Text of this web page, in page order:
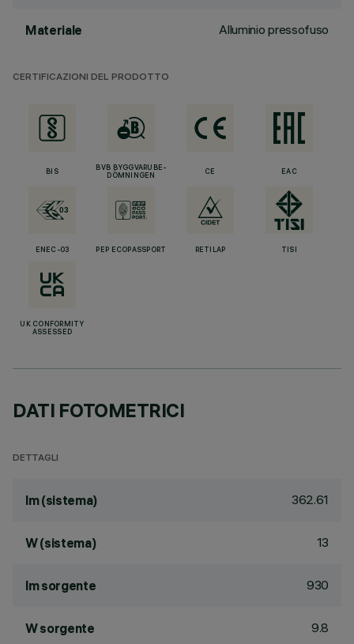
Materiale Alluminio pressofuso
CERTIFICAZIONI DEL PRODOTTO
BIS
BVB BYGGVARUBE-
DÖMNINGEN
CE EAC
ENEC-03 PEP ECOPASSPORT RETILAP TISI
UK CONFORMITY
ASSESSED
DATI FOTOMETRICI
DETTAGLI
lm (sistema) 362.61
W (sistema) 13
lm sorgente 930
W sorgente 9.8